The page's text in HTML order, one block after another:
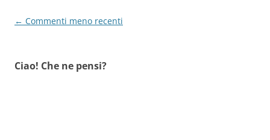
Navigazione
← Commenti meno recenti
Ciao! Che ne pensi?